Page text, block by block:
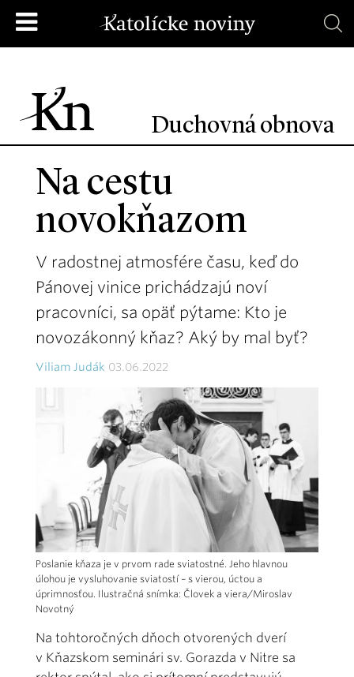
Duchovná obnova
Na cestu
novokňazom
V radostnej atmosfére času, keď do
Pánovej vinice prichádzajú noví
pracovníci, sa opäť pýtame: Kto je
novozákonný kňaz? Aký by mal byť?
Viliam Judák 03.06.2022
Poslanie kňaza je v prvom rade sviatostné. Jeho hlavnou
úlohou je vysluhovanie sviatostí – s vierou, úctou a
úprimnosťou. Ilustračná snímka: Človek a viera/Miroslav
Novotný
Na tohtoročných dňoch otvorených dverí
v Kňazskom seminári sv. Gorazda v Nitre sa